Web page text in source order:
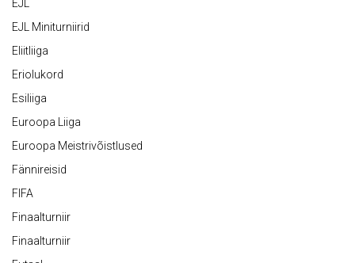
EJL
EJL Miniturniirid
Eliitliiga
Eriolukord
Esiliiga
Euroopa Liiga
Euroopa Meistrivõistlused
Fännireisid
FIFA
Finaalturniir
Finaalturniir